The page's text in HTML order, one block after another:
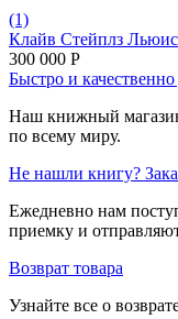
(1)
Клайв Стейплз
300 000 Р
Быстро и качественно
Наш книжный
по всему миру.
Не нашли книгу?
Ежедневно нам
приемку и
Возврат товара
Узнайте все о